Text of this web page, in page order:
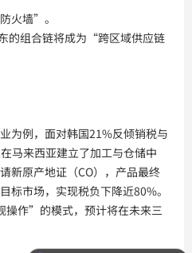
火墙”。
组合链将成为“跨区域供应链
为例，面对韩国21%反倾销税与
马来西亚建立了加工与仓储中
新原产地证（CO），产品最终
市场，实现税负下降近80%。
作”的模式，预计将在未来三